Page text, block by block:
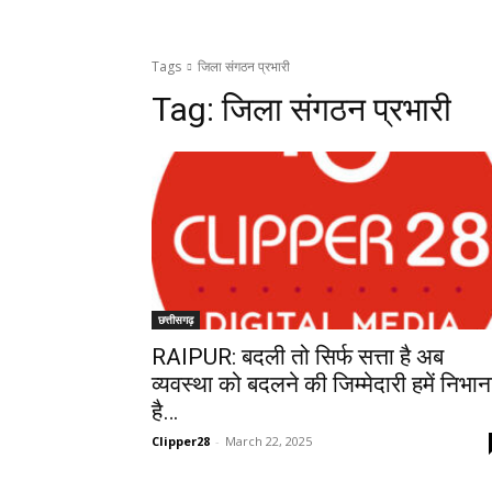
Tags जिला संगठन प्रभारी
Tag:जिला संगठन प्रभारी
छत्तीसगढ़
RAIPUR: बदली तो सिर्फ सत्ता है अब
व्यवस्था को बदलने की जिम्मेदारी हमें
है…
Clipper28 - March 22, 2025